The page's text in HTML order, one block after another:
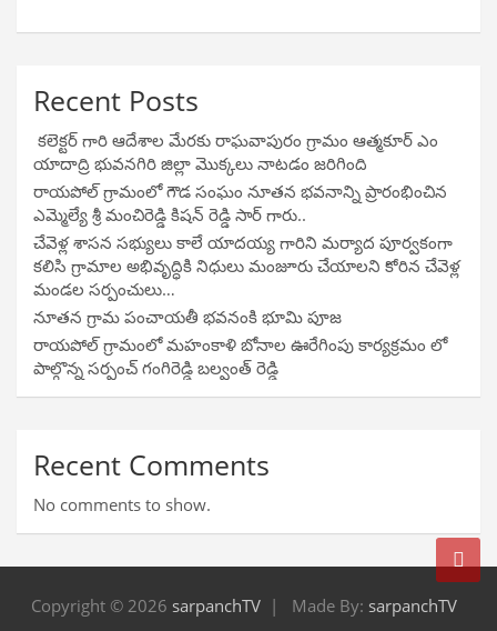
Recent Posts
కలెక్టర్ గారి ఆదేశాల మేరకు రాఘవాపురం గ్రామం ఆత్మకూర్ ఎం
యాదాద్రి భువనగిరి జిల్లా మొక్కలు నాటడం జరిగింది
రాయపోల్ గ్రామంలో గౌడ సంఘం నూతన భవనాన్ని ప్రారంభించిన
ఎమ్మెల్యే శ్రీ మంచిరెడ్డి కిషన్ రెడ్డి సార్ గారు..
చేవెళ్ల శాసన సభ్యులు కాలే యాదయ్య గారిని మర్యాద పూర్వకంగా
కలిసి గ్రామాల అభివృద్ధికి నిధులు మంజూరు చేయాలని కోరిన చేవెళ్ల
మండల సర్పంచులు…
నూతన గ్రామ పంచాయతీ భవనంకి భూమి పూజ
రాయపోల్ గ్రామంలో మహంకాళి బోనాల ఊరేగింపు కార్యక్రమం లో
పాల్గొన్న సర్పంచ్ గంగిరెడ్డి బల్వంత్ రెడ్డి
Recent Comments
No comments to show.
Copyright © 2026 sarpanchTV Made By: sarpanchTV